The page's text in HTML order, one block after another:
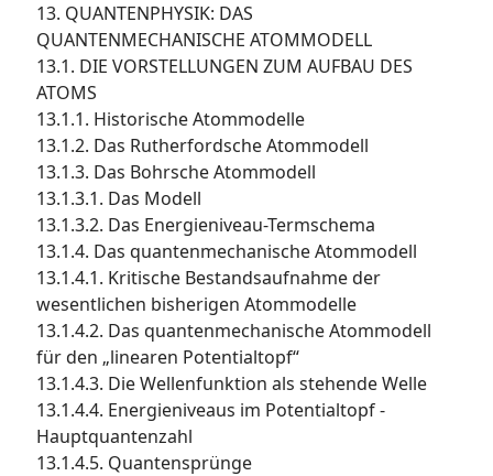
13. QUANTENPHYSIK: DAS
QUANTENMECHANISCHE ATOMMODELL
13.1. DIE VORSTELLUNGEN ZUM AUFBAU DES
ATOMS
13.1.1. Historische Atommodelle
13.1.2. Das Rutherfordsche Atommodell
13.1.3. Das Bohrsche Atommodell
13.1.3.1. Das Modell
13.1.3.2. Das Energieniveau-Termschema
13.1.4. Das quantenmechanische Atommodell
13.1.4.1. Kritische Bestandsaufnahme der
wesentlichen bisherigen Atommodelle
13.1.4.2. Das quantenmechanische Atommodell
für den „linearen Potentialtopf“
13.1.4.3. Die Wellenfunktion als stehende Welle
13.1.4.4. Energieniveaus im Potentialtopf -
Hauptquantenzahl
13.1.4.5. Quantensprünge